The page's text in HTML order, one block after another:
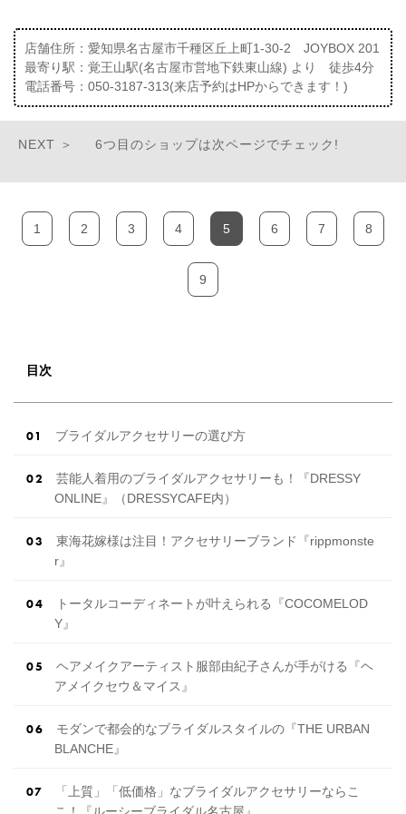
店舗住所：愛知県名古屋市千種区丘上町1-30-2 JOYBOX 201
最寄り駅：覚王山駅(名古屋市営地下鉄東山線) より 徒歩4分
電話番号：050-3187-313(来店予約はHPからできます！)
6つ目のショップは次ページでチェック!
1 2 3 4 5 6 7 8
9
目次
ブライダルアクセサリーの選び方
芸能人着用のブライダルアクセサリーも！『DRESSY
ONLINE』（DRESSYCAFE内）
東海花嫁様は注目！アクセサリーブランド『rippmonste
r』
トータルコーディネートが叶えられる『COCOMELOD
Y』
ヘアメイクアーティスト服部由紀子さんが手がける『ヘ
アメイクセウ＆マイス』
モダンで都会的なブライダルスタイルの『THE URBAN
BLANCHE』
「上質」「低価格」なブライダルアクセサリーならこ